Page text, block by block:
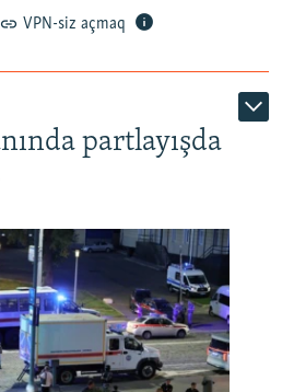
VPN-siz açmaq
partlayışda